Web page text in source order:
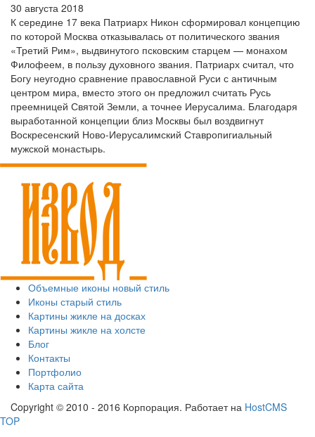
30 августа 2018
К середине 17 века Патриарх Никон сформировал концепцию
по которой Москва отказывалась от политического звания
«Третий Рим», выдвинутого псковским старцем — монахом
Филофеем, в пользу духовного звания. Патриарх считал, что
Богу неугодно сравнение православной Руси с античным
центром мира, вместо этого он предложил считать Русь
преемницей Святой Земли, а точнее Иерусалима. Благодаря
выработанной концепции близ Москвы был воздвигнут
Воскресенский Ново-Иерусалимский Ставропигиальный
мужской монастырь.
Объемные иконы новый стиль
Иконы старый стиль
Картины жикле на досках
Картины жикле на холсте
Блог
Контакты
Портфолио
Карта сайта
Copyright © 2010 - 2016 Корпорация. Работает на HostCMS
TOP